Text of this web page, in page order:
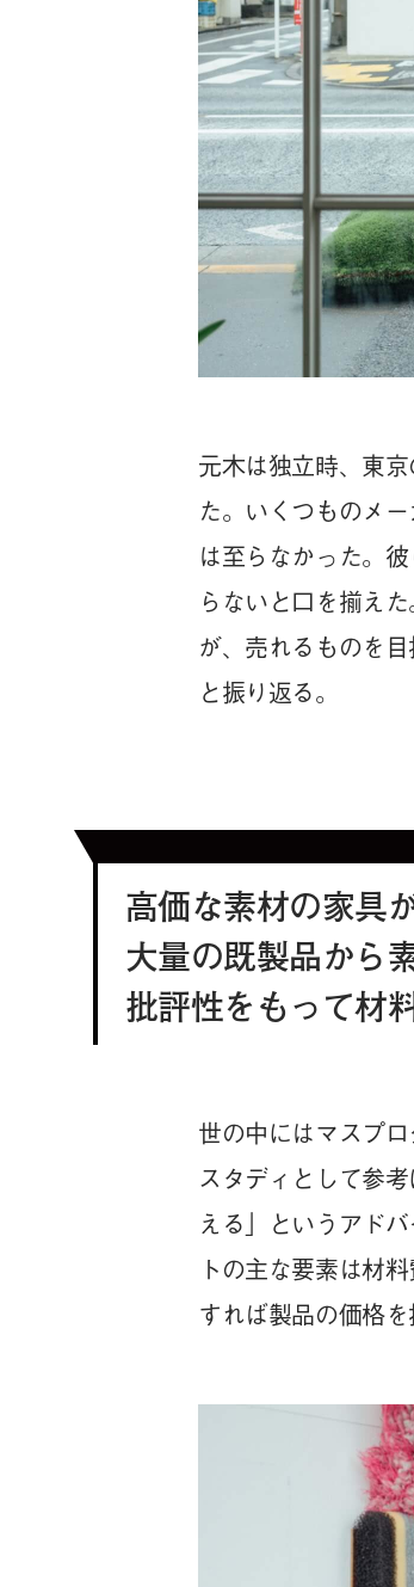
元木は独立時、東
た。いくつものメ
は至らなかった。
らないと口を揃え
が、売れるものを
と振り返る。
高価な素材の家具
大量の既製品から
批評性をもって材
世の中にはマスプ
スタディとして参
える」というアド
トの主な要素は材
すれば製品の価格